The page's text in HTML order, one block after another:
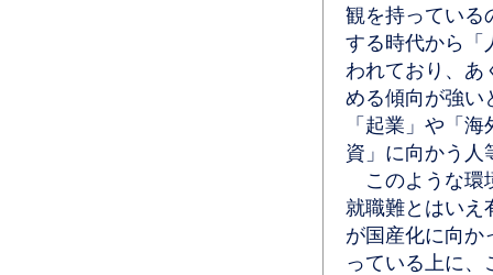
観を持っている
する時代から「
われており、あ
める傾向が強い
「起業」や「
資」に向かう人
このような環
就職難とはいえ
が国産化に向か
っている上に、